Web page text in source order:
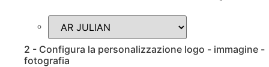
2 - Configura la personalizzazione logo - immagine -
fotografia